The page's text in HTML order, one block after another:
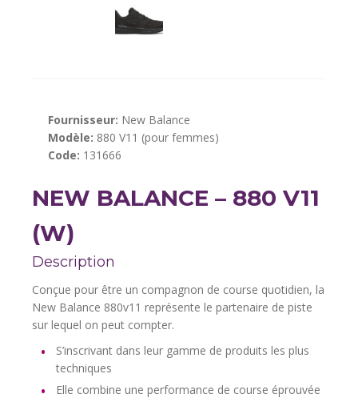
Fournisseur: New Balance
Modèle: 880 V11 (pour femmes)
Code: 131666
NEW BALANCE – 880 V11
(W)
Description
Conçue pour être un compagnon de course quotidien, la
New Balance 880v11 représente le partenaire de piste
sur lequel on peut compter.
S’inscrivant dans leur gamme de produits les plus
techniques
Elle combine une performance de course éprouvée